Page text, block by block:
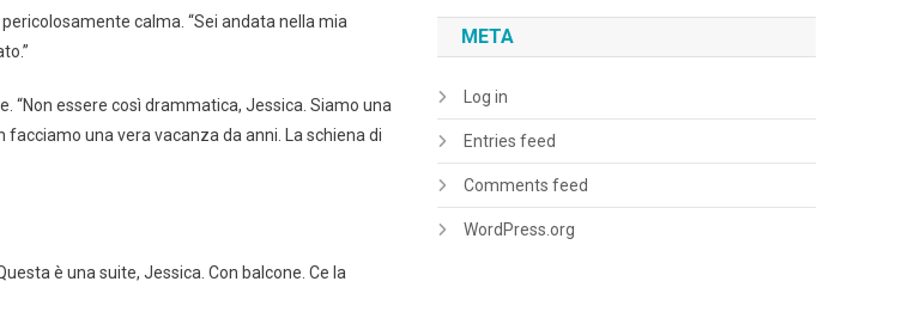
calma. “Sei andata nella mia
“Non essere così drammatica, Jessica. Siamo una
facciamo una vera vacanza da anni. La schiena di
è una suite, Jessica. Con balcone. Ce la
META
Log in
Entries feed
Comments feed
WordPress.org